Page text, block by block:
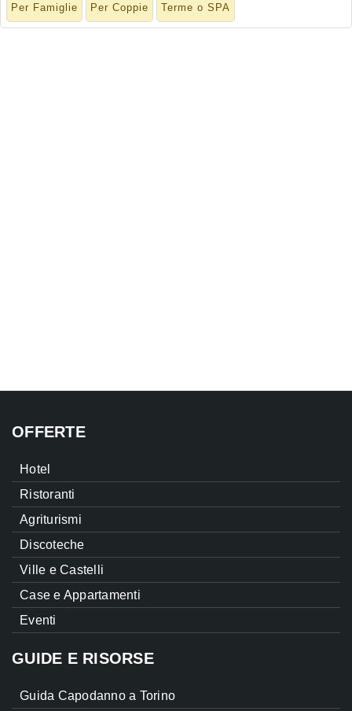
Per Famiglie Per Coppie Terme o SPA
OFFERTE
Hotel
Ristoranti
Agriturismi
Discoteche
Ville e Castelli
Case e Appartamenti
Eventi
GUIDE E RISORSE
Guida Capodanno a Torino